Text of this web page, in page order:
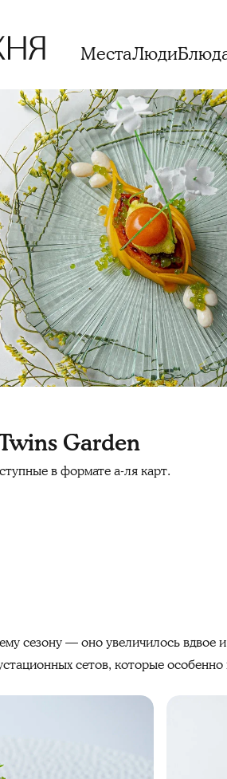
МестаЛюди
Garden
в формате а-ля карт.
сезону — оно увеличилось
сетов, которые